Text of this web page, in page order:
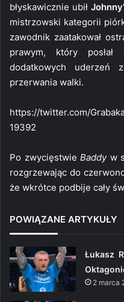
błyskawicznie ubił
mistrzowski kategorii
zawodnik zaatakował
prawym, który
dodatkowych uderzeń
przerwania walki.
https://twitter.com/
19392
Po zwycięstwie Baddyw
rozgrzewając do
że wkrótce podbije cały
POWIĄZANE ARTYKUŁY
Łukasz
2 marca